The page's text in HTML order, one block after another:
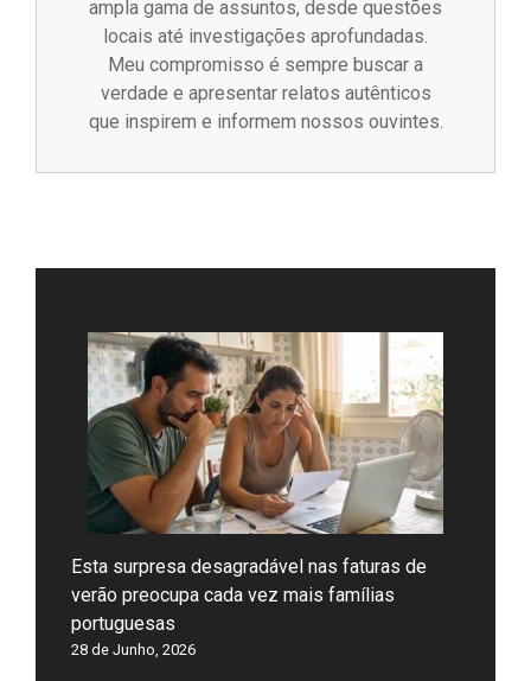
ampla gama de assuntos, desde questões
locais até investigações aprofundadas.
Meu compromisso é sempre buscar a
verdade e apresentar relatos autênticos
que inspirem e informem nossos ouvintes.
Esta surpresa desagradável nas faturas de
verão preocupa cada vez mais famílias
portuguesas
28 de Junho, 2026